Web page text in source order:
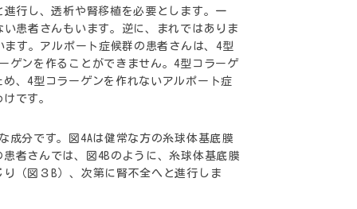
行し、透析や腎移植を必要とします。一
患者さんもいます。逆に、まれではありま
す。アルポート症候群の患者さんは、4型
ゲンを作ることができません。4型コラーゲ
、4型コラーゲンを作れないアルポート症
です。
成分です。図4Aは健常な方の糸球体基底膜
者さんでは、図4Bのように、糸球体基底膜
（図３B）、次第に腎不全へと進行しま